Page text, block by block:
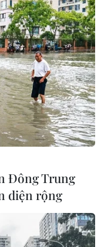
Đông Trung
diện rộng